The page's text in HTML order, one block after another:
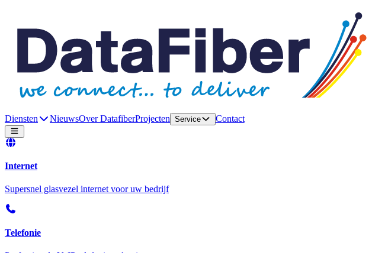
Diensten NieuwsOver DatafiberProjecten Service Contact
Internet
Supersnel glasvezel internet voor uw bedrijf
Telefonie